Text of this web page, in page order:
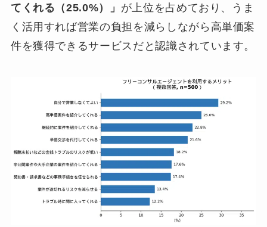
てくれる（25.0%）」 が上位を占めており、うま
く活用すれば営業の負担を減らしながら高単価案
件を獲得できるサービスだと認識されています。